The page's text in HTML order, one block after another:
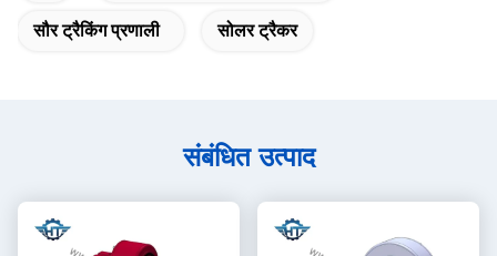
सौर ट्रैकिंग प्रणाली सोलर ट्रैकर
संबंधित उत्पाद